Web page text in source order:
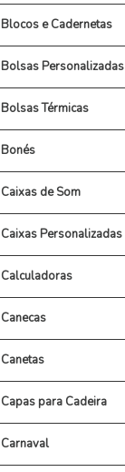
Blocos e Cadernetas
Bolsas Personalizadas
Bolsas Térmicas
Bonés
Caixas de Som
Caixas Personalizadas
Calculadoras
Canecas
Canetas
Capas para Cadeira
Carnaval